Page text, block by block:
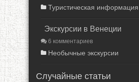
Туристическая информация
Экскурсии в Венеции
6 комментариев
Необычные экскурсии
Случайные статьи